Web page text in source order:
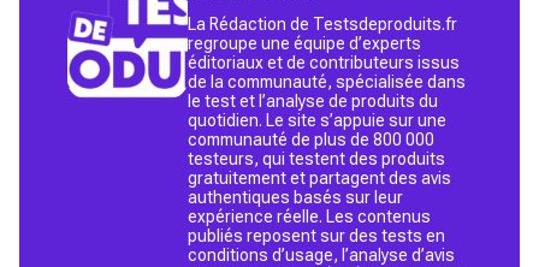
La Rédaction de Testsdeproduits.fr
regroupe une équipe d’experts
éditoriaux et de contributeurs issus
de la communauté, spécialisée dans
le test et l’analyse de produits du
quotidien. Le site s’appuie sur une
communauté de plus de 800 000
testeurs, qui testent des produits
gratuitement et partagent des avis
authentiques basés sur leur
expérience réelle. Les contenus
publiés reposent sur des tests en
conditions d’usage, l’analyse d’avis